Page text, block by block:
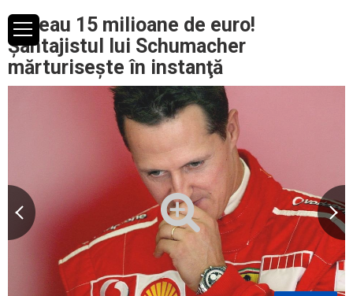
Cereau 15 milioane de euro!
Şantajistul lui Schumacher
mărturiseşte în instanţă